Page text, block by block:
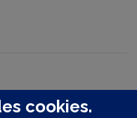
cookies.